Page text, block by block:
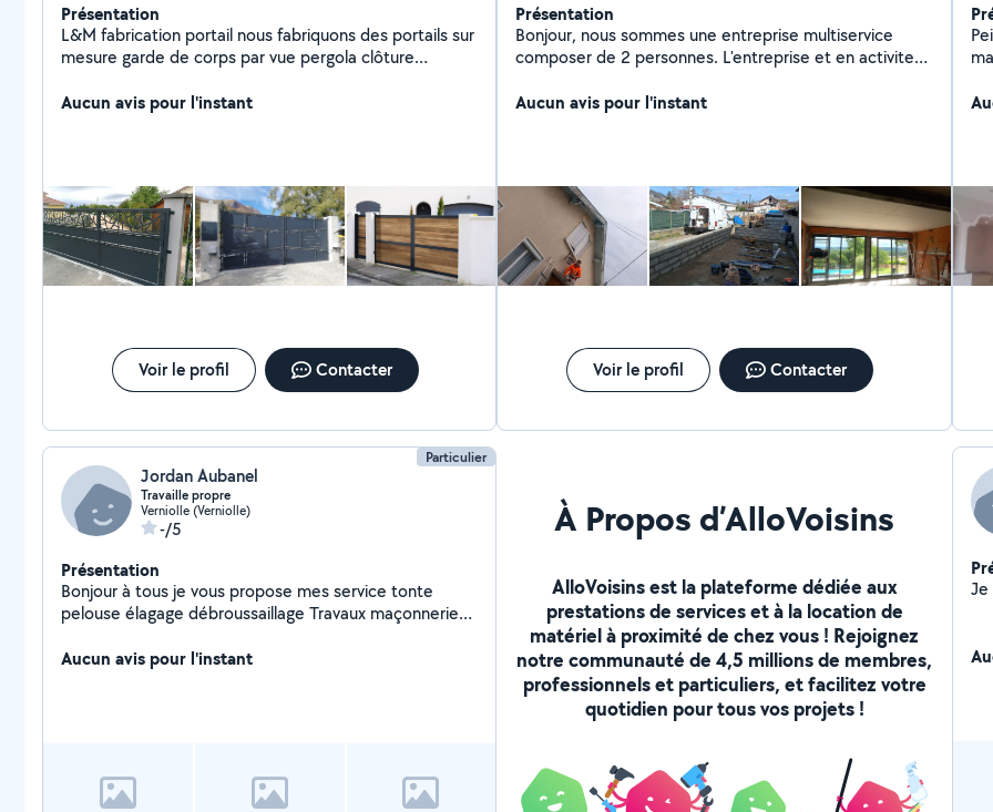
Présentation
L&M fabrication portail nous fabriquons des portails sur
mesure garde de corps par vue pergola clôture
Aucun avis pour l'instant
Voir le profil Contacter
Présentation
Bonjour, nous sommes une entreprise multiservice
composer de 2 personnes. L'entreprise et en activiter
beaucoup de chose : Petite maçonnerie Placo / joint
travaux mais tarif son très abordable. N'hésiter pas je
suis nouveaux sur ce site Merci d'avance pour votre
confiance
Aucun avis pour l'instant
Voir le profil Contacter
Particulier
Jordan Aubanel
Travaille propre
Verniolle (Verniolle)
-/5
Présentation
Bonjour à tous je vous propose mes service tonte
pelouse élagage débroussaillage Travaux maçonnerie
c'est faire je fait si je c'est pas je fait pas
Aucun avis pour l'instant
À Propos d’AlloVoisins
AlloVoisins est la plateforme dédiée aux
prestations de services et à la location de
matériel à proximité de chez vous ! Rejoignez
notre communauté de 4,5 millions de membres,
professionnels et particuliers, et facilitez votre
quotidien pour tous vos projets !